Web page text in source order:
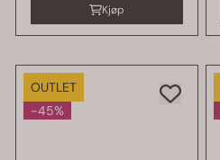
Kjøp
OUTLET
-45%